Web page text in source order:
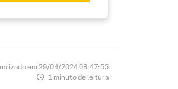
em 29/04/2024 08:47:55
1 minuto de leitura